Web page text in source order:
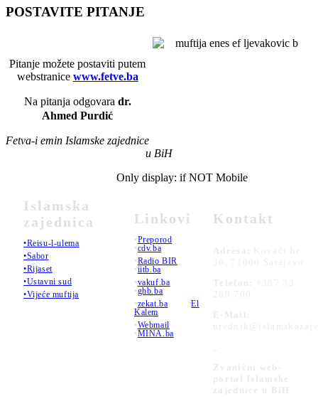
POSTAVITE PITANJE
Pitanje možete postaviti putem
webstranice www.fetve.ba
Na pitanja odgovara dr.
Ahmed Purdić
Fetva-i emin Islamske zajednice
u BiH
Islamska
zajednica
•Reisu-l-ulema
•Sabor
•Rijaset
•Ustavni sud
•Vijeće muftija
Only display: if NOT Mobile
Linkovi
•Preporod
•cdv.ba
•Radio BIR
•iitb.ba
•vakuf.ba
•ghb.ba
•zekat.ba •El
Kalem
•Webmail
•MINA.ba
Kontakt
Adresa:
Kovači br.
36, 71000 Sarajevo
Telefon:
+387 33
289 700
E-Mail:
Zvanični web-
portal Islamske
zajednice u BiH